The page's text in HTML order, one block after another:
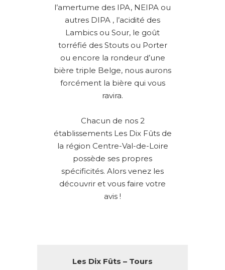
l’amertume des IPA, NEIPA ou
autres DIPA , l’acidité des
Lambics ou Sour, le goût
torréfié des Stouts ou Porter
ou encore la rondeur d’une
bière triple Belge, nous aurons
forcément la bière qui vous
ravira.
Chacun de nos 2
établissements Les Dix Fûts de
la région Centre-Val-de-Loire
possède ses propres
spécificités. Alors venez les
découvrir et vous faire votre
avis !
Les Dix Fûts – Tours